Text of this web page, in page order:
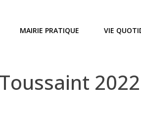
MAIRIE PRATIQUE VIE
2022